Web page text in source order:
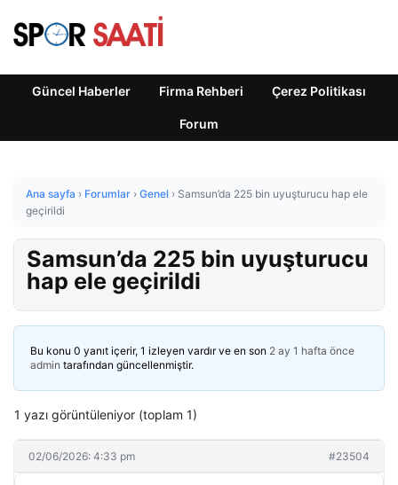
Güncel Haberler Firma Rehberi Çerez Politikası
Forum
Ana sayfa › Forumlar › Genel › Samsun’da 225 bin uyuşturucu hap ele
geçirildi
Samsun’da 225 bin uyuşturucu
hap ele geçirildi
Bu konu 0 yanıt içerir, 1 izleyen vardır ve en son 2 ay 1 hafta önce
admin tarafından güncellenmiştir.
1 yazı görüntüleniyor (toplam 1)
02/06/2026: 4:33 pm #23504